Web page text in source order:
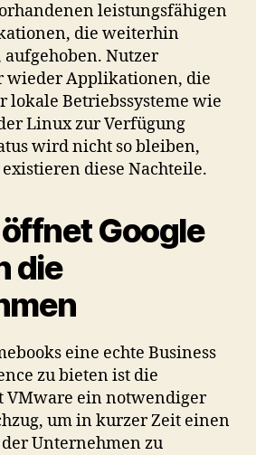
leistungsfähigen
die weiterhin
Nutzer
wieder Applikationen, die
lokale Betriebssysteme wie
Linux zur Verfügung
wird nicht so bleiben,
diese Nachteile.
Google
die
eine echte Business
zu bieten ist die
VMware ein notwendiger
um in kurzer Zeit einen
Unternehmen zu